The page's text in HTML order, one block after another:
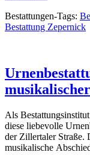
Bestattungen-Tags:
Bestattung Zepernick
Als
diese liebevolle
der Zillertaler Straße.
musikalische